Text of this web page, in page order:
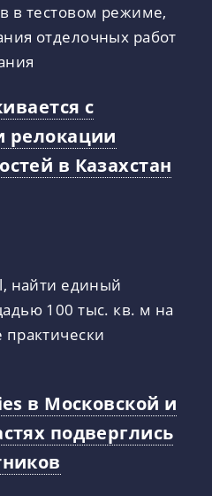
в тестовом режиме,
отделочных работ
с
релокации
в Казахстан
найти единый
100 тыс. кв. м на
практически
в Московской и
подверглись